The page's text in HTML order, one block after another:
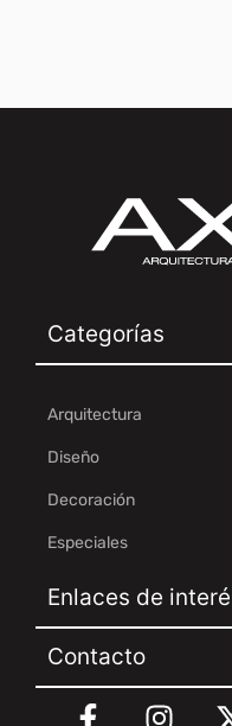
Categorías
Arquitectura
Diseño
Decoración
Especiales
Enlaces de
Contacto